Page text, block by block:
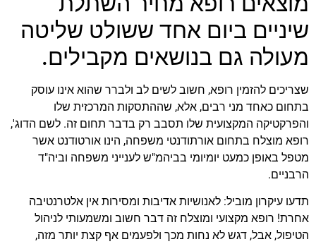
שיניים ביום אחד ששולט שליטה
מעולה גם בנושאים מקבילים.
שצריכים להזמין רופא, חשוב לשים לב ולברר שהוא אינו עוסק
בתחום כאחד מני רבים, אלא, שההתסקות המרכזית שלו
והפרקטיקה המקצועית שלו תסבב רק בדבר תחום זה. לשם הדוג',
רופא מוצלח בתחום אורתודנטי משפחה, הינו אורטודנט אשר
מטפל באופן כמעט יומיומי בביהמ"ש לענייני משפחה וביה"ד
הרבניים.
תדעו עיקרון מוביל: לאנושיות אדיבות ומסירות אין אלטרנטיבה
אחרת! רופא מקצועי ומוצלח זה דבר חשוב ומשמעותי לניהול
הטיפול, אבל, דגש לא נחות מכך ולפעמים אף קצת יותר מזה,